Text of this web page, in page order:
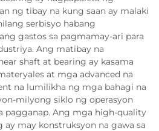
ng tibay na kung saan ay malaki
serbisyo habang
gastos sa pagmamay-ari para
Ang matibay na
shaft at bearing ay kasama
at mga advanced na
na lumilikha ng mga bahagi na
milyong siklo ng operasyon
pagganap. Ang mga high-quality
ay may konstruksyon na gawa sa